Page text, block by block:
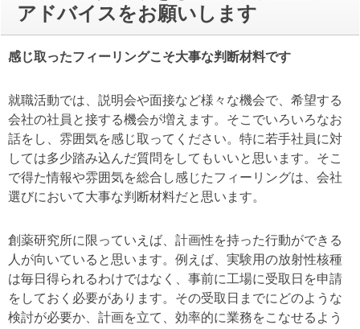
アドバイスをお願いします
感じ取ったフィーリングこそ大事な判断材料です
就職活動では、説明会や面接など様々な機会で、希望する
会社の社員と接する機会が増えます。そこでいろいろなお
話をし、雰囲気を感じ取ってください。特に若手社員に対
しては多少踏み込んだ質問をしてもいいと思います。そこ
で得た情報や雰囲気を総合し感じたフィーリングは、会社
選びにおいて大事な判断材料だと思います。
創薬研究所に限っていえば、計画性を持った行動ができる
人が向いていると思います。例えば、実験用の放射性核種
は毎日得られるわけではなく、事前に工場に受取日を申請
をしておく必要があります。その受取日までにどのような
検討が必要か、計画を立て、効率的に業務をこなせるよう